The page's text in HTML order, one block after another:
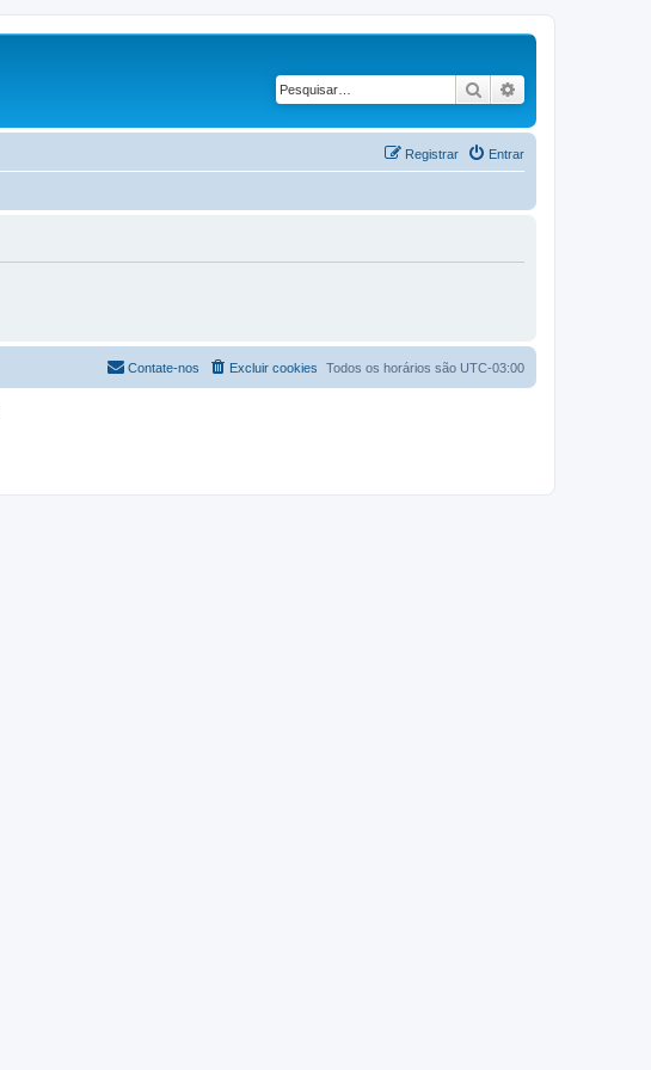
Pesquisar
Entrar
Registrar
Todos os horários são UTC-03:00
Excluir cookies
Contate-nos